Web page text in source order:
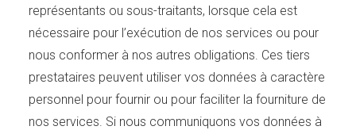
représentants ou sous-traitants, lorsque cela est
nécessaire pour l’exécution de nos services ou pour
nous conformer à nos autres obligations. Ces tiers
prestataires peuvent utiliser vos données à caractère
personnel pour fournir ou pour faciliter la fourniture de
nos services. Si nous communiquons vos données à